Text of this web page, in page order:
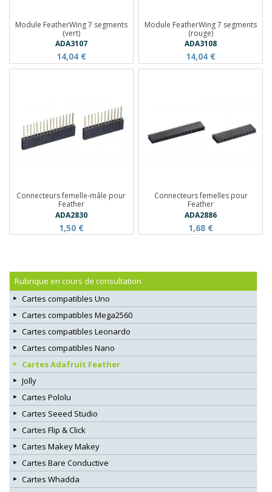
Module FeatherWing 7 segments
(vert)
ADA3107
14,04 €
Module FeatherWing 7 segments
(rouge)
ADA3108
14,04 €
Connecteurs femelle-mâle pour
Feather
ADA2830
1,50 €
Connecteurs femelles pour
Feather
ADA2886
1,68 €
Rubrique en cours de consultation
Cartes compatibles Uno
Cartes compatibles Mega2560
Cartes compatibles Leonardo
Cartes compatibles Nano
Cartes Adafruit Feather
Jolly
Cartes Pololu
Cartes Seeed Studio
Cartes Flip & Click
Cartes Makey Makey
Cartes Bare Conductive
Cartes Whadda